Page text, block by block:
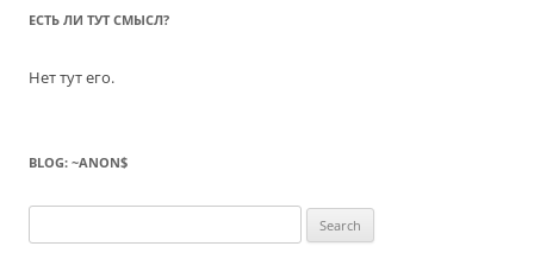
ЕСТЬ ЛИ ТУТ СМЫСЛ?
Нет тут его.
BLOG: ~ANON$
for: